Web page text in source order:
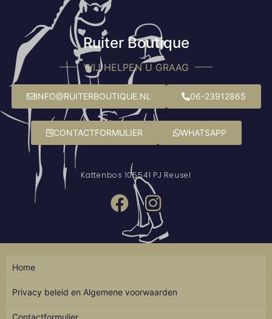
Ruiter Boutique
WIJ HELPEN U GRAAG
INFO@RUITERBOUTIQUE.NL 06-23912865
CONTACTFORMULIER WHATSAPP
Kattenbos 105541 PJ Reusel
Home
Privacy beleid en Algemene voorwaarden
Contactformulier